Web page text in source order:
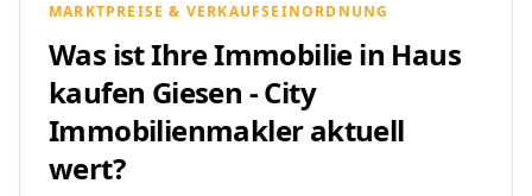
MARKTPREISE & VERKAUFSEINORDNUNG
Was ist Ihre Immobilie in Haus
kaufen Giesen - City
Immobilienmakler aktuell
wert?